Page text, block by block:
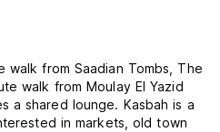
walk from Saadian Tombs, The
walk from Moulay El Yazid
a shared lounge. Kasbah is a
in markets, old town